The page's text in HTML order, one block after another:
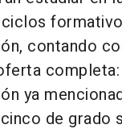
ciclos
contando
ya
de grado